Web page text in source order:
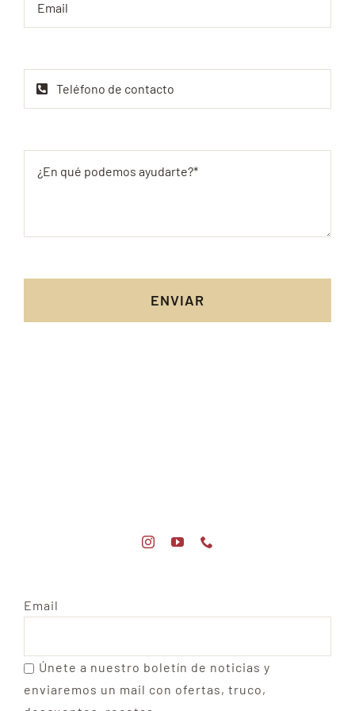
ENVIAR
Email
Únete a nuestro boletín de noticias y
enviaremos un mail con ofertas, truco,